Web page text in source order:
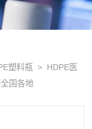
塑料瓶
> HDPE医
国各地